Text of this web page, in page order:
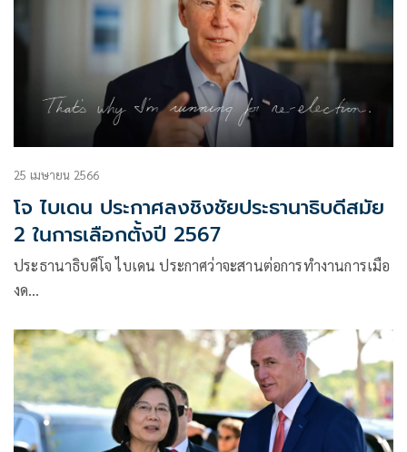
25 เมษายน 2566
โจ ไบเดน ประกาศลงชิงชัยประธานาธิบดีสมัย
2 ในการเลือกตั้งปี 2567
ประธานาธิบดีโจ ไบเดน ประกาศว่าจะสานต่อการทำงานการเมือ
งด…